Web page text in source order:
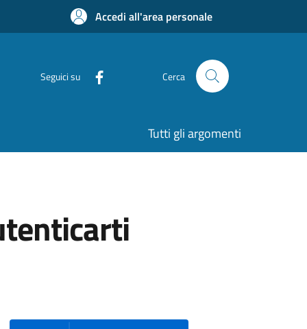
Accedi all'area personale
Seguici su Cerca
Tutti gli argomenti